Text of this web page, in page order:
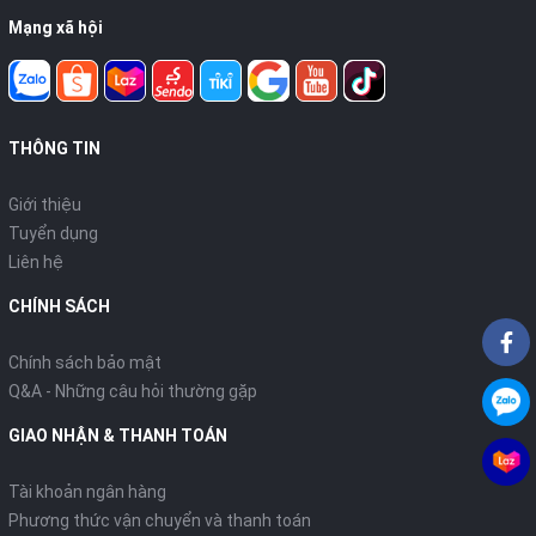
Mạng xã hội
THÔNG TIN
Giới thiệu
Tuyển dụng
Liên hệ
CHÍNH SÁCH
Chính sách bảo mật
Q&A - Những câu hỏi thường gặp
GIAO NHẬN & THANH TOÁN
Tài khoản ngân hàng
Phương thức vận chuyển và thanh toán